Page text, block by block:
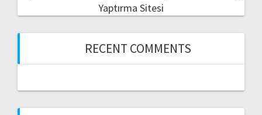
Yaptırma Sitesi
RECENT COMMENTS